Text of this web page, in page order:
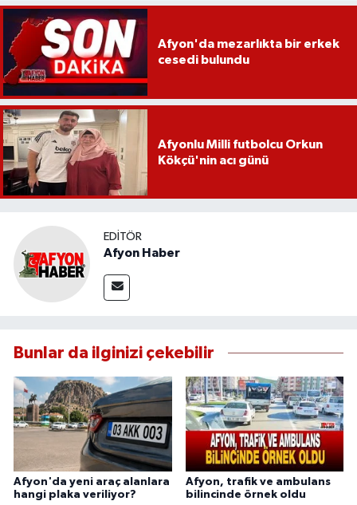
Afyon'da mezarlıkta bir erkek
cesedi bulundu
Afyonlu Milli futbolcu Orkun
Kökçü'nin acı günü
EDITÖR
Afyon Haber
Bunlar da ilginizi çekebilir
Afyon'da yeni araç alanlara
hangi plaka veriliyor?
Afyon, trafik ve ambulans
bilincinde örnek oldu